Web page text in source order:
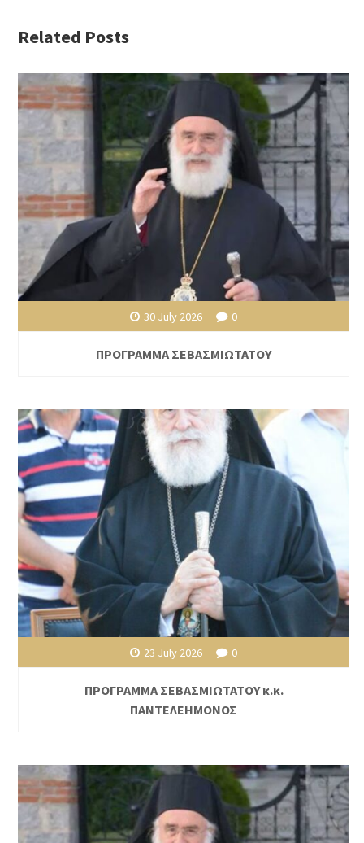
Related Posts
30 July 2026 0
ΠΡΟΓΡΑΜΜΑ ΣΕΒΑΣΜΙΩΤΑΤΟΥ
23 July 2026 0
ΠΡΟΓΡΑΜΜΑ ΣΕΒΑΣΜΙΩΤΑΤΟΥ κ.κ.
ΠΑΝΤΕΛΕΗΜΟΝΟΣ